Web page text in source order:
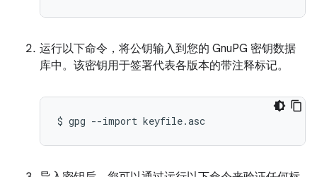
运行以下命令，将公钥输入到您的 GnuPG 密钥数据
库中。该密钥用于签署代表各版本的带注释标记。
$ gpg --import